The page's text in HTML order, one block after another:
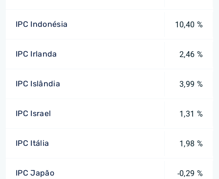
IPC Indonésia 10,40 %
IPC Irlanda 2,46 %
IPC Islândia 3,99 %
IPC Israel 1,31 %
IPC Itália 1,98 %
IPC Japão -0,29 %